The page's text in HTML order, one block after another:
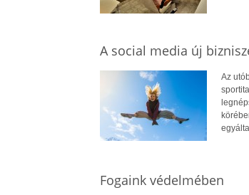
A social media új
Az
Fogaink védelmében